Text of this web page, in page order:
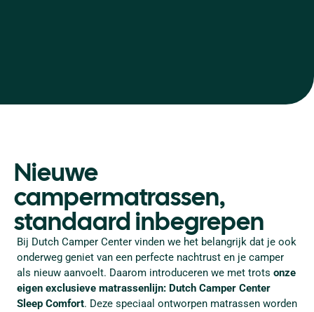
Nieuwe
campermatrassen,
standaard inbegrepen
Bij Dutch Camper Center vinden we het belangrijk dat je ook
onderweg geniet van een perfecte nachtrust en je camper
als nieuw aanvoelt. Daarom introduceren we met trots onze
eigen exclusieve matrassenlijn: Dutch Camper Center
Sleep Comfort. Deze speciaal ontworpen matrassen worden